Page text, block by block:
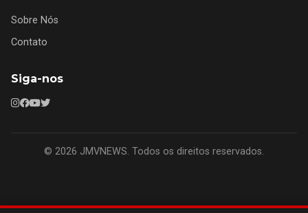
Sobre Nós
Contato
Siga-nos
© 2026 JMVNEWS. Todos os direitos reservados.